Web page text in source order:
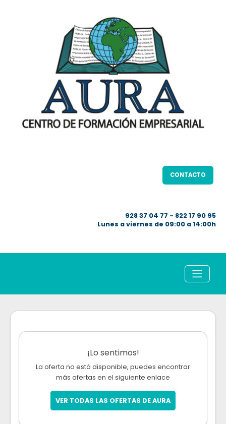
CONTACTO
928 37 04 77 - 822 17 90 95
Lunes a viernes de 09:00 a 14:00h
¡Lo sentimos!
La oferta no está disponible, puedes encontrar
más ofertas en el siguiente enlace
VER TODAS LAS OFERTAS DE AURA